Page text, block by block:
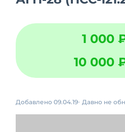
1 000
10 000
Добавлено 09.04.19 Давно не